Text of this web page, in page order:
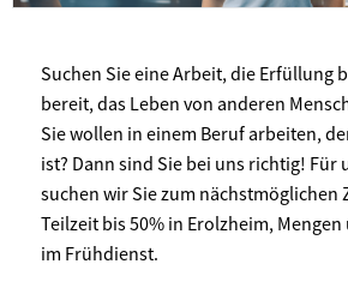
Suchen Sie eine Arbeit, die Erfüllung
bereit, das Leben von anderen
Sie wollen in einem Beruf arbeiten,
ist? Dann sind Sie bei uns richtig! Für
suchen wir Sie zum nächstmöglichen
Teilzeit bis 50% in Erolzheim,
im Frühdienst.